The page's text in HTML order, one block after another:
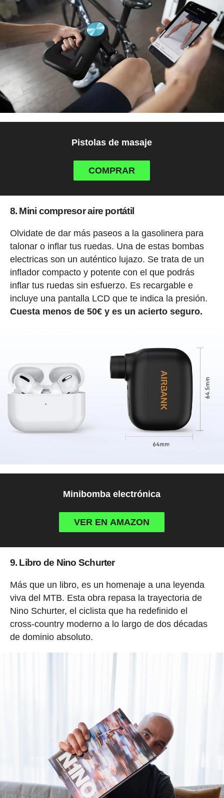
Pistolas de masaje
COMPRAR
8. Mini compresor aire portátil
Olvidate de dar más paseos a la gasolinera para
talonar o inflar tus ruedas. Una de estas bombas
electricas son un auténtico lujazo. Se trata de un
inflador compacto y potente con el que podrás
inflar tus ruedas sin esfuerzo. Es recargable e
incluye una pantalla LCD que te indica la presión.
Cuesta menos de 50€ y es un acierto seguro.
Minibomba electrónica
VER EN AMAZON
9. Libro de Nino Schurter
Más que un libro, es un homenaje a una leyenda
viva del MTB. Esta obra repasa la trayectoria de
Nino Schurter, el ciclista que ha redefinido el
cross-country moderno a lo largo de dos décadas
de dominio absoluto.